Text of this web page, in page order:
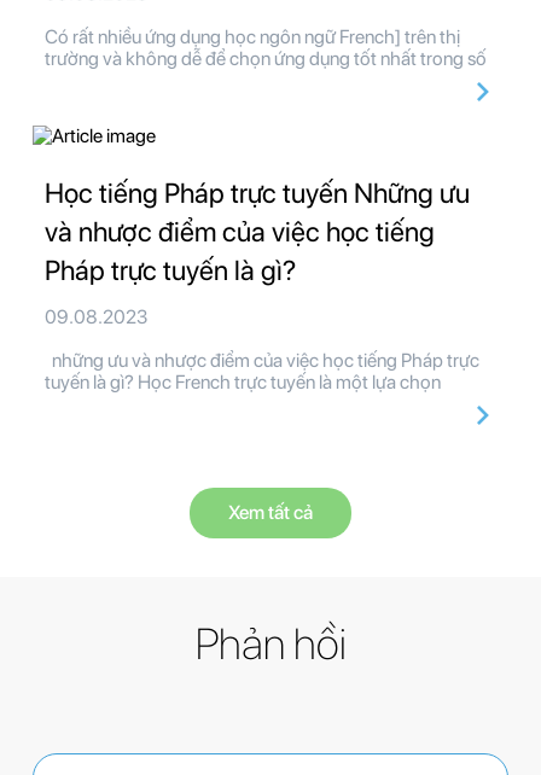
Có rất nhiều ứng dụng học ngôn ngữ French] trên thị
trường và không dễ để chọn ứng dụng tốt nhất trong số
Học tiếng Pháp trực tuyến Những ưu
và nhược điểm của việc học tiếng
Pháp trực tuyến là gì?
09.08.2023
những ưu và nhược điểm của việc học tiếng Pháp trực
tuyến là gì? Học French trực tuyến là một lựa chọn
Xem tất cả
Phản hồi